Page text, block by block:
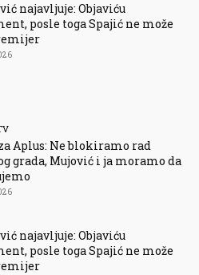
najavljuje: Objaviću
posle toga Spajić ne može
Aplus: Ne blokiramo rad
grada, Mujović i ja moramo da
najavljuje: Objaviću
posle toga Spajić ne može